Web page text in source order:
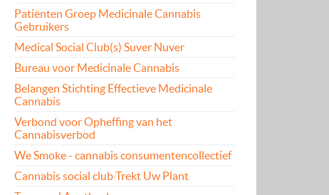
Patiënten Groep Medicinale Cannabis
Gebruikers
Medical Social Club(s) Suver Nuver
Bureau voor Medicinale Cannabis
Belangen Stichting Effectieve Medicinale
Cannabis
Verbond voor Opheffing van het
Cannabisverbod
We Smoke - cannabis consumentencollectief
Cannabis social club Trekt Uw Plant